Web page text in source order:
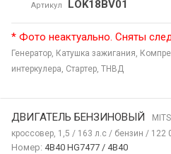
Артикул LOK18BV01
* Фото неактуально. Сняты
Генератор, Катушка зажигания,
интеркулера, Стартер, ТНВД
ДВИГАТЕЛЬ БЕНЗИНОВЫЙ
кроссовер, 1,5 / 163 л.с / бензин / 122
Номер: 4B40 HG7477 / 4B40